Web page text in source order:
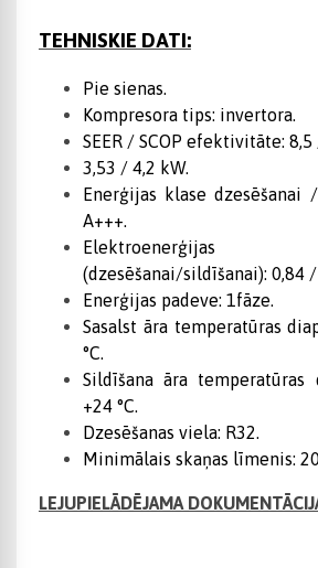
TEHNISKIE DATI:
Pie sienas.
Kompresora tips: invertora.
SEER / SCOP efektivitāte: 8,5
3,53 / 4,2 kW.
Enerģijas klase dzesēšanai
A+++.
(dzesēšanai/sildīšanai): 0,84 /
Enerģijas padeve: 1fāze.
Sasalst āra temperatūras
°C.
Sildīšana āra temperatūras
+24 °C.
Dzesēšanas viela: R32.
Minimālais skaņas līmenis:
LEJUPIELĀDĒJAMA